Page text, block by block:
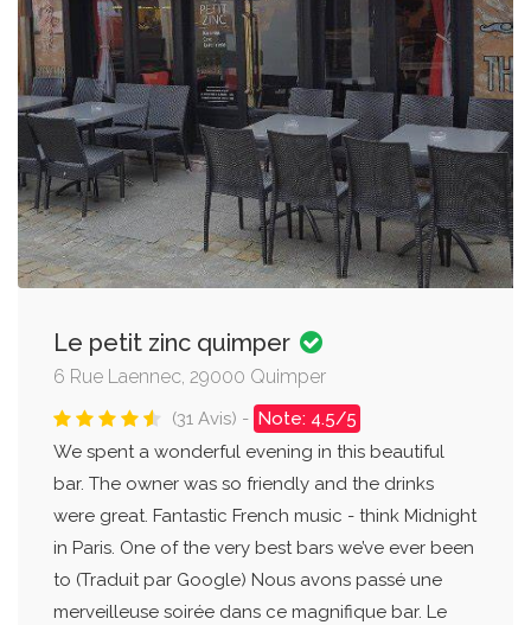
Le petit zinc quimper
6 Rue Laennec, 29000 Quimper
(31 Avis) - Note: 4.5/5
We spent a wonderful evening in this beautiful
bar. The owner was so friendly and the drinks
were great. Fantastic French music - think Midnight
in Paris. One of the very best bars we’ve ever been
to (Traduit par Google) Nous avons passé une
merveilleuse soirée dans ce magnifique bar. Le